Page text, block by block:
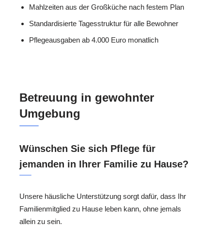
Mahlzeiten aus der Großküche nach festem Plan
Standardisierte Tagesstruktur für alle Bewohner
Pflegeausgaben ab 4.000 Euro monatlich
Betreuung in gewohnter
Umgebung
Wünschen Sie sich Pflege für
jemanden in Ihrer Familie zu Hause?
Unsere häusliche Unterstützung sorgt dafür, dass Ihr
Familienmitglied zu Hause leben kann, ohne jemals
allein zu sein.